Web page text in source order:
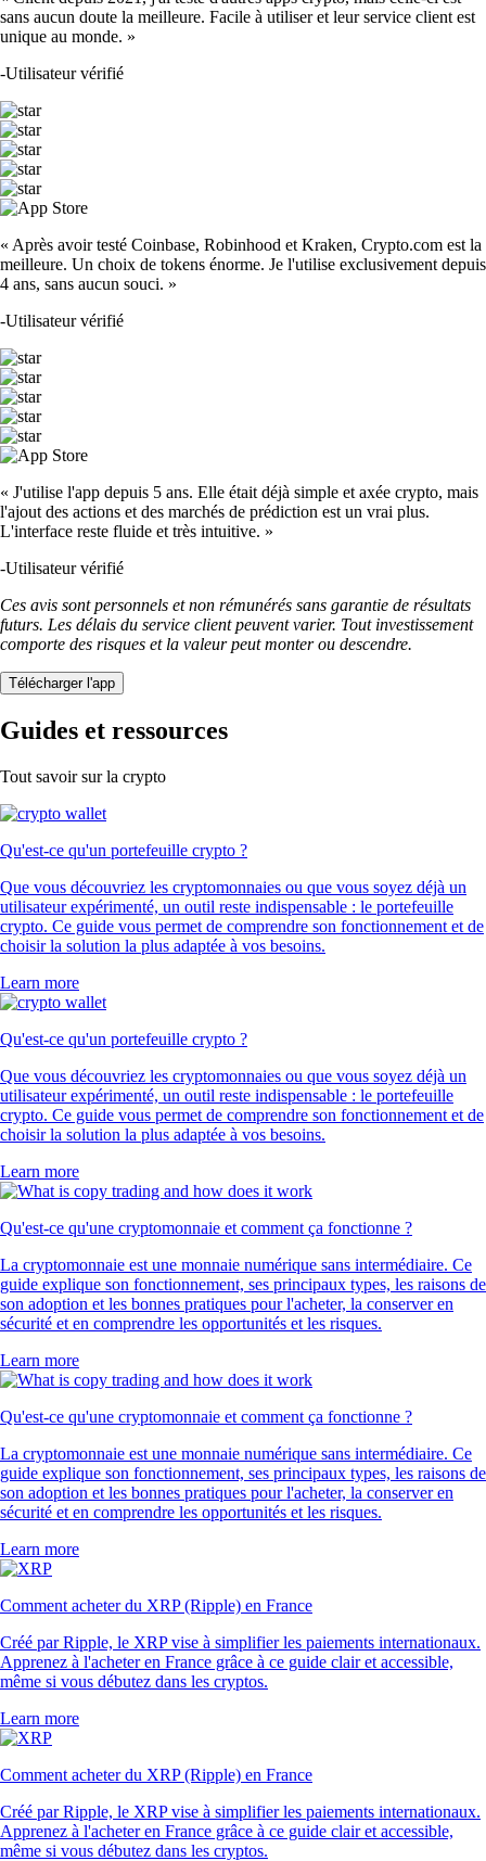
sans aucun doute la meilleure. Facile à utiliser et leur service client est
unique au monde. »
-Utilisateur vérifié
« Après avoir testé Coinbase, Robinhood et Kraken, Crypto.com est la
meilleure. Un choix de tokens énorme. Je l'utilise exclusivement depuis
4 ans, sans aucun souci. »
-Utilisateur vérifié
« J'utilise l'app depuis 5 ans. Elle était déjà simple et axée crypto, mais
l'ajout des actions et des marchés de prédiction est un vrai plus.
L'interface reste fluide et très intuitive. »
-Utilisateur vérifié
Ces avis sont personnels et non rémunérés sans garantie de résultats
futurs. Les délais du service client peuvent varier. Tout investissement
comporte des risques et la valeur peut monter ou descendre.
Télécharger l'app
Guides et ressources
Tout savoir sur la crypto
Qu'est-ce qu'un portefeuille crypto ?
Que vous découvriez les cryptomonnaies ou que vous soyez déjà un
utilisateur expérimenté, un outil reste indispensable : le portefeuille
crypto. Ce guide vous permet de comprendre son fonctionnement et de
choisir la solution la plus adaptée à vos besoins.
Learn more
Qu'est-ce qu'un portefeuille crypto ?
Que vous découvriez les cryptomonnaies ou que vous soyez déjà un
utilisateur expérimenté, un outil reste indispensable : le portefeuille
crypto. Ce guide vous permet de comprendre son fonctionnement et de
choisir la solution la plus adaptée à vos besoins.
Learn more
Qu'est-ce qu'une cryptomonnaie et comment ça fonctionne ?
La cryptomonnaie est une monnaie numérique sans intermédiaire. Ce
guide explique son fonctionnement, ses principaux types, les raisons de
son adoption et les bonnes pratiques pour l'acheter, la conserver en
sécurité et en comprendre les opportunités et les risques.
Learn more
Qu'est-ce qu'une cryptomonnaie et comment ça fonctionne ?
La cryptomonnaie est une monnaie numérique sans intermédiaire. Ce
guide explique son fonctionnement, ses principaux types, les raisons de
son adoption et les bonnes pratiques pour l'acheter, la conserver en
sécurité et en comprendre les opportunités et les risques.
Learn more
Comment acheter du XRP (Ripple) en France
Créé par Ripple, le XRP vise à simplifier les paiements internationaux.
Apprenez à l'acheter en France grâce à ce guide clair et accessible,
même si vous débutez dans les cryptos.
Learn more
Comment acheter du XRP (Ripple) en France
Créé par Ripple, le XRP vise à simplifier les paiements internationaux.
Apprenez à l'acheter en France grâce à ce guide clair et accessible,
même si vous débutez dans les cryptos.